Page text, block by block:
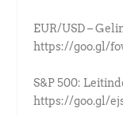
EUR/USD –
https://goo.gl/
S&P 500:
https://goo.gl/